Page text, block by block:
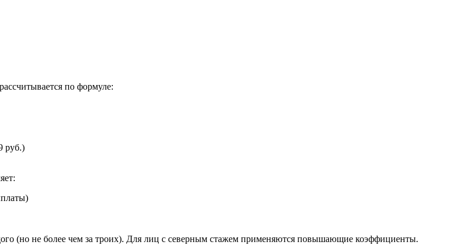
по формуле:
руб.)
(но не более чем за троих). Для лиц с северным стажем применяются повышающие коэффициенты.